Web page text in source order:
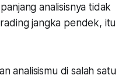
analisisnya tidak
jangka pendek, itu
analisismu di salah satu